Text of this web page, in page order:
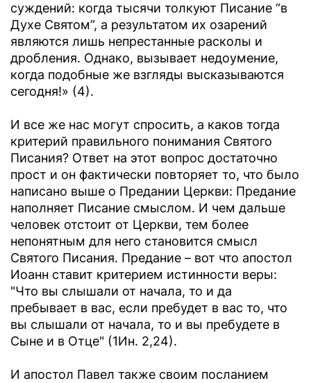
суждений: когда тысячи толкуют Писание “в
Духе Святом”, а результатом их озарений
являются лишь непрестанные расколы и
дробления. Однако, вызывает недоумение,
когда подобные же взгляды высказываются
сегодня!» (4).
И все же нас могут спросить, а каков тогда
критерий правильного понимания Святого
Писания? Ответ на этот вопрос достаточно
прост и он фактически повторяет то, что было
написано выше о Предании Церкви: Предание
наполняет Писание смыслом. И чем дальше
человек отстоит от Церкви, тем более
непонятным для него становится смысл
Святого Писания. Предание – вот что апостол
Иоанн ставит критерием истинности веры:
"Что вы слышали от начала, то и да
пребывает в вас, если пребудет в вас то, что
вы слышали от начала, то и вы пребудете в
Сыне и в Отце" (1Ин. 2,24).
И апостол Павел также своим посланием